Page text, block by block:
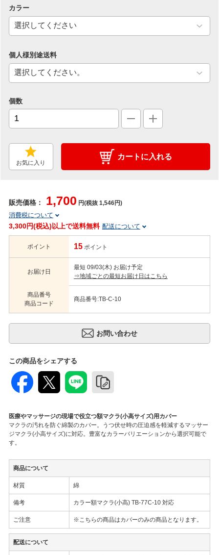
カラー
個人様別途送料
個数
お気に入り
カートに入れる
販売価格： 1,700 円(税抜 1,546円)
消費税について
3,300円(税込)以上で送料無料 配送について
ポイント 15 ポイント
お届け日
最短 09/03(木) お届け予定
⇒地域ごとの最短お届け日はこちら
商品番号
商品コード
商品番号:TB-C-10
この商品をシェアする
医療やマッサージの現場で役立つ額マクラ(小高サイズ)用カバー
マクラの汚れを防ぐ綿製のカバー。うつ伏せ時の圧迫感を軽減するマッサー
ジマクラ(小高サイズ)に対応。豊富なカラーバリエーションから選択可能で
す。
商品について
材質 綿
備考 カラー額マクラ(小高) TB-77C-10 対応
ご注意 ※こちらの商品はカバーのみの商品となります。
配送について